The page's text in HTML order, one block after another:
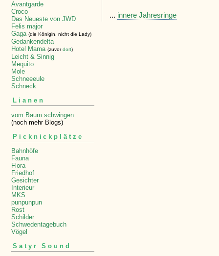
Avantgarde
Croco
Das Neueste von JWD
Felis major
Gaga (die Königin, nicht die Lady)
Gedankendelta
Hotel Mama (zuvordort)
Leicht & Sinnig
Mequito
Mole
Schneeeule
Schneck
Lianen
vom Baum schwingen
(noch mehr Blogs)
Picknickplätze
Bahnhöfe
Fauna
Flora
Friedhof
Gesichter
Interieur
MKS
punpunpun
Rost
Schilder
Schwedentagebuch
Vögel
Satyr Sound
... innere Jahresringe